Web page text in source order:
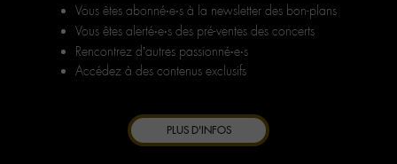
Vous êtes abonné‧e‧s à la newsletter des bon-plans
Vous êtes alerté‧e‧s des pré-ventes des concerts
Rencontrez d’autres passionné‧e‧s
Accédez à des contenus exclusifs
PLUS D'INFOS